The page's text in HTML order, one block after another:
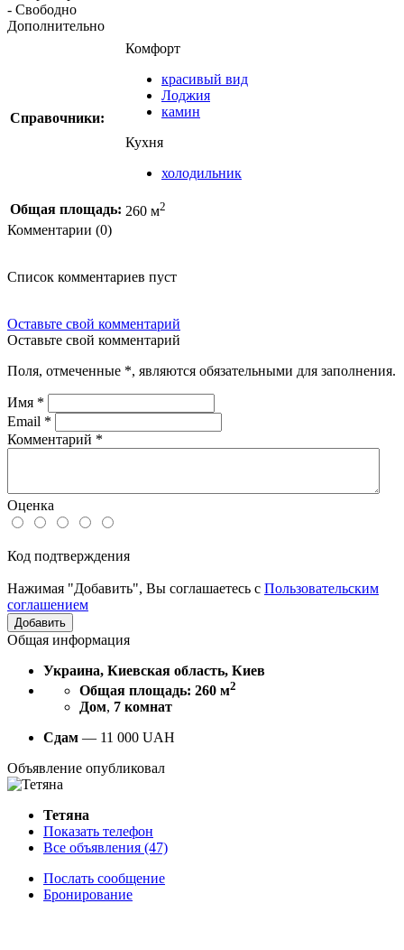
- Свободно
Дополнительно
Справочники:
Комфорт
красивый вид
Лоджия
камин
Кухня
холодильник
Общая площадь: 260 м2
Комментарии (0)
Список комментариев пуст
Оставьте свой комментарий
Оставьте свой комментарий
Поля, отмеченные *, являются обязательными для заполнения.
Имя *
Email *
Комментарий *
Оценка
Код подтверждения
Нажимая "Добавить", Вы соглашаетесь с Пользовательским
соглашением
Общая информация
Украина, Киевская область, Киев
Общая площадь: 260 м2
Дом, 7 комнат
Сдам — 11 000 UAH
Объявление опубликовал
Тетяна
Показать телефон
Все объявления (47)
Послать сообщение
Бронирование